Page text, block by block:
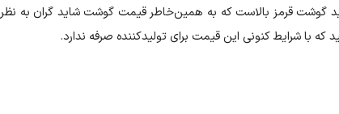
گوشت قرمز بالاست که به همین‌خاطر قیمت گوشت شاید گران به نظر
با شرایط کنونی این قیمت برای تولیدکننده صرفه ندارد.